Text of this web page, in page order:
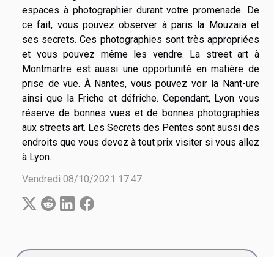
espaces à photographier durant votre promenade. De
ce fait, vous pouvez observer à paris la Mouzaïa et
ses secrets. Ces photographies sont très appropriées
et vous pouvez même les vendre. La street art à
Montmartre est aussi une opportunité en matière de
prise de vue. À Nantes, vous pouvez voir la Nant-ure
ainsi que la Friche et défriche. Cependant, Lyon vous
réserve de bonnes vues et de bonnes photographies
aux streets art. Les Secrets des Pentes sont aussi des
endroits que vous devez à tout prix visiter si vous allez
à Lyon.
Vendredi 08/10/2021 17:47